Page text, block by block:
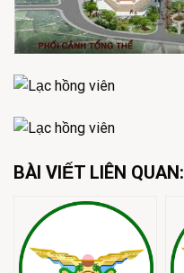
BÀI VIẾT LIÊN QUAN: